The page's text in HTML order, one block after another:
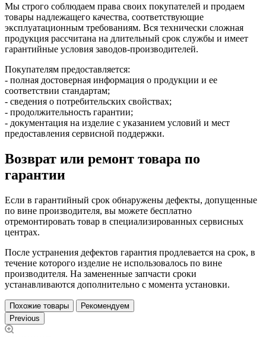
Мы строго соблюдаем права своих покупателей и продаем
товары надлежащего качества, соответствующие
эксплуатационным требованиям. Вся технически сложная
продукция рассчитана на длительный срок службы и имеет
гарантийные условия заводов-производителей.
Покупателям предоставляется:
- полная достоверная информация о продукции и ее
соответствии стандартам;
- сведения о потребительских свойствах;
- продолжительность гарантии;
- документация на изделие с указанием условий и мест
предоставления сервисной поддержки.
Возврат или ремонт товара по
гарантии
Если в гарантийный срок обнаружены дефекты, допущенные
по вине производителя, вы можете бесплатно
отремонтировать товар в специализированных сервисных
центрах.
После устранения дефектов гарантия продлевается на срок, в
течение которого изделие не использовалось по вине
производителя. На замененные запчасти сроки
устанавливаются дополнительно с момента установки.
Похожие товары
Рекомендуем
Previous